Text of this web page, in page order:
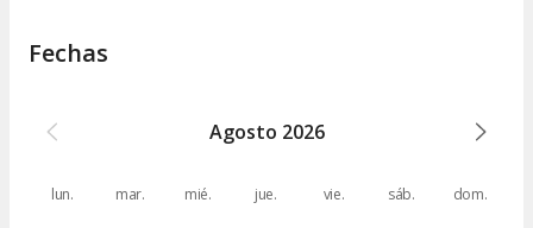
Fechas
Agosto 2026
lun. mar. mié. jue. vie. sáb. dom.